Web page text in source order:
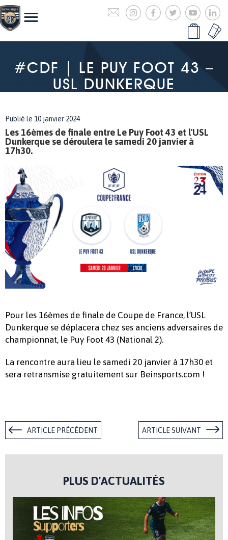
#CDF | LE PUY FOOT 43 –
USL DUNKERQUE
Publié le 10 janvier 2024
Les 16èmes de finale entre Le Puy Foot 43 et l'USL
Dunkerque se déroulera le samedi 20 janvier à
17h30.
Pour les 16èmes de finale de Coupe de France, l’USL
Dunkerque se déplacera chez ses anciens adversaires de
championnat, le Puy Foot 43 (National 2).
La rencontre aura lieu le samedi 20 janvier à 17h30 et
sera retransmise gratuitement sur Beinsports.com !
ARTICLE PRÉCÉDENT ARTICLE SUIVANT
PLUS D'ACTUALITÉS